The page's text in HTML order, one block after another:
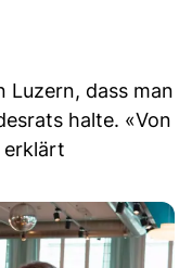
Luzern, dass man
halte. «Von
erklärt